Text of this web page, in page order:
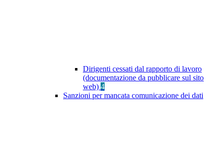
Dirigenti cessati dal rapporto di lavoro
(documentazione da pubblicare sul sito
web) 4
Sanzioni per mancata comunicazione dei dati